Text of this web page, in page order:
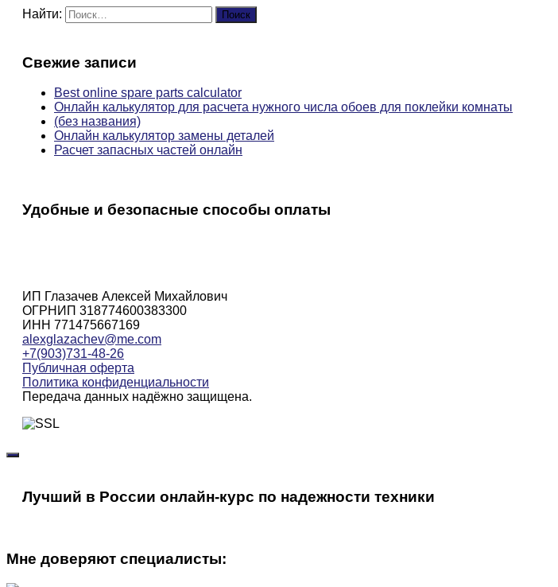
Найти:
Свежие записи
Best online spare parts calculator
Онлайн калькулятор для расчета нужного числа обоев для поклейки комнаты
(без названия)
Онлайн калькулятор замены деталей
Расчет запасных частей онлайн
Удобные и безопасные способы оплаты
ИП Глазачев Алексей Михайлович
ОГРНИП 318774600383300
ИНН 771475667169
alexglazachev@me.com
+7(903)731-48-26
Публичная оферта
Политика конфиденциальности
Передача данных надёжно защищена.
Лучший в России онлайн-курс по надежности техники
Мне доверяют специалисты: